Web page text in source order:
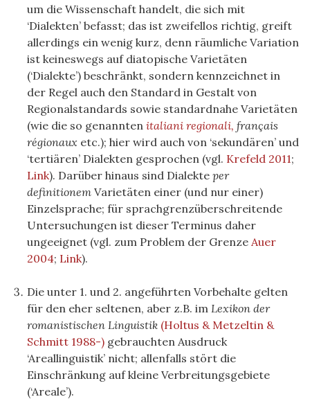
um die Wissenschaft handelt, die sich mit
‘Dialekten’ befasst; das ist zweifellos richtig, greift
allerdings ein wenig kurz, denn räumliche Variation
ist keineswegs auf diatopische Varietäten
(‘Dialekte’) beschränkt, sondern kennzeichnet in
der Regel auch den Standard in Gestalt von
Regionalstandards sowie standardnahe Varietäten
(wie die so genannten italiani regionali, français
régionaux etc.); hier wird auch von ‘sekundären’ und
‘tertiären’ Dialekten gesprochen (vgl. Krefeld 2011;
Link). Darüber hinaus sind Dialekte per
definitionem Varietäten einer (und nur einer)
Einzelsprache; für sprachgrenzüberschreitende
Untersuchungen ist dieser Terminus daher
ungeeignet (vgl. zum Problem der Grenze Auer
2004; Link).
Die unter 1. und 2. angeführten Vorbehalte gelten
für den eher seltenen, aber z.B. im Lexikon der
romanistischen Linguistik (Holtus & Metzeltin &
Schmitt 1988-) gebrauchten Ausdruck
‘Areallinguistik’ nicht; allenfalls stört die
Einschränkung auf kleine Verbreitungsgebiete
(‘Areale’).